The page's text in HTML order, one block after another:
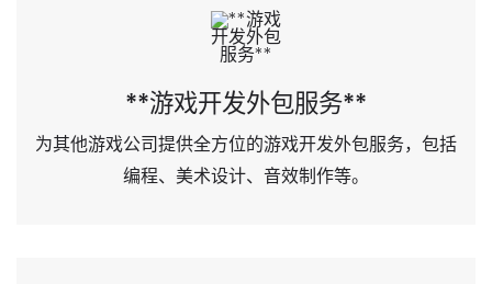
**游戏开发外包服务**
为其他游戏公司提供全方位的游戏开发外包服务，包括
编程、美术设计、音效制作等。